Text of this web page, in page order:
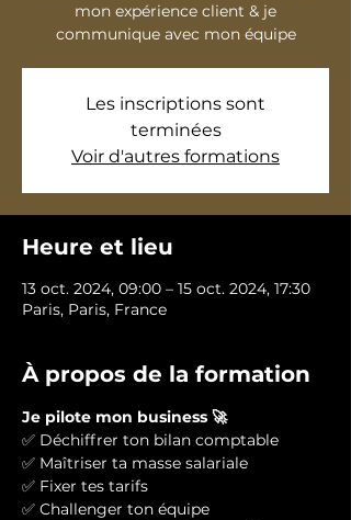
mon expérience client & je
communique avec mon équipe
Les inscriptions sont
terminées
Voir d'autres formations
Heure et lieu
13 oct. 2024, 09:00 – 15 oct. 2024, 17:30
Paris, Paris, France
À propos de la formation
Je pilote mon business 🚀
✅ Déchiffrer ton bilan comptable
✅ Maîtriser ta masse salariale
✅ Fixer tes tarifs
✅ Challenger ton équipe